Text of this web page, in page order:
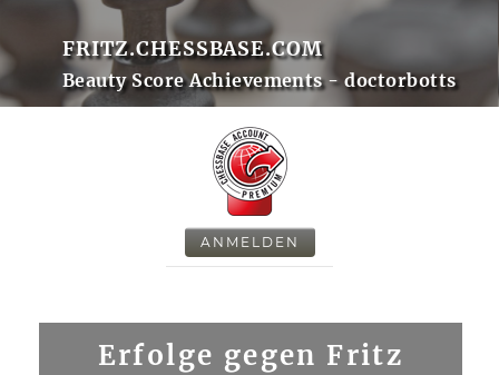
FRITZ.CHESSBASE.COM
Beauty Score Achievements - doctorbotts
ANMELDEN
Erfolge gegen Fritz